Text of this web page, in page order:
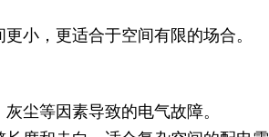
小，更适合于空间有限的场合。
尘等因素导致的电气故障。